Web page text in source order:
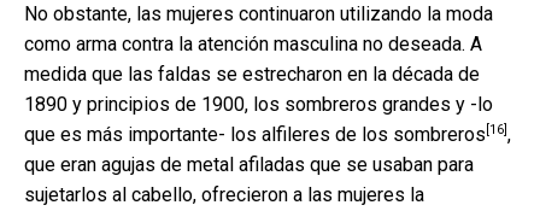
No obstante, las mujeres continuaron utilizando la moda
como arma contra la atención masculina no deseada. A
medida que las faldas se estrecharon en la década de
1890 y principios de 1900, los sombreros grandes y -lo
que es más importante- los alfileres de los sombreros [16] ,
que eran agujas de metal afiladas que se usaban para
sujetarlos al cabello, ofrecieron a las mujeres la